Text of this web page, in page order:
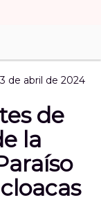
de abril de 2024
de
la